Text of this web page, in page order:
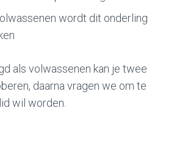
wordt dit onderling
als volwassenen kan je twee
daarna vragen we om te
wil worden.